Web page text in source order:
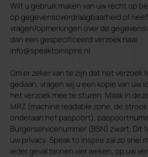
Wilt u gebruik maken van uw recht op
op gegevensoverdraagbaarheid of
vragen/opmerkingen over de
dan een gespecificeerd verzoek naar
info@speaktoinspire.nl.
Om er zeker van te zijn dat het verzoek
gedaan, vragen wij u een kopie van uw
het verzoek mee te sturen. Maak in
MRZ (machine readable zone, de
onderaan het paspoort),
Burgerservicenummer (BSN) zwart. Dit
uw privacy. Speak to Inspire zal zo snel
ieder geval binnen vier weken, op uw